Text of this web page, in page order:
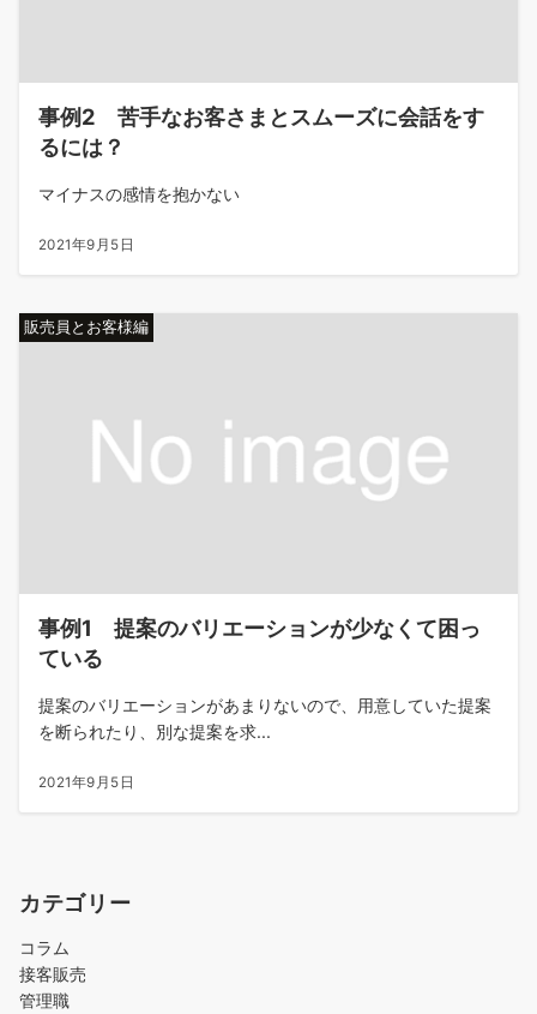
事例2 苦手なお客さまとスムーズに会話をす
るには？
マイナスの感情を抱かない
2021年9月5日
販売員とお客様編
事例1 提案のバリエーションが少なくて困っ
ている
提案のバリエーションがあまりないので、用意していた提案
を断られたり、別な提案を求...
2021年9月5日
カテゴリー
コラム
接客販売
管理職